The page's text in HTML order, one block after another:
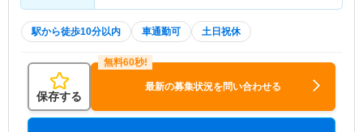
駅から徒歩10分以内 車通勤可 土日祝休
保存する
最新の募集状況を問い合わせる